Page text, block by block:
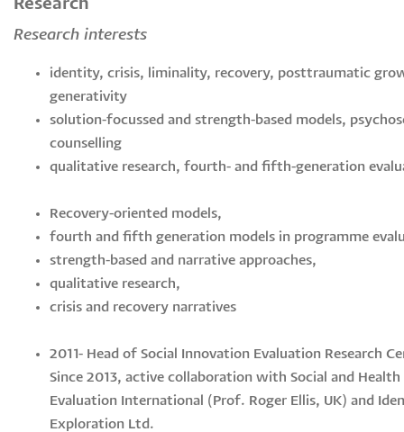
Research
Research interests
identity, crisis, liminality, recovery, posttraumatic
generativity
solution-focussed and strength-based models,
counselling
qualitative research, fourth- and fifth-generation
Recovery-oriented models,
fourth and fifth generation models in programme
strength-based and narrative approaches,
qualitative research,
crisis and recovery narratives
2011- Head of Social Innovation Evaluation Research
Since 2013, active collaboration with Social and Health
Evaluation International (Prof. Roger Ellis, UK) and
Exploration Ltd.